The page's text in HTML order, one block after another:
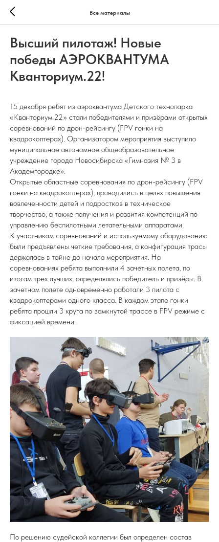
Все материалы
Высший пилотаж! Новые
победы АЭРОКВАНТУМА
Кванториум.22!
15 декабря ребят из аэроквантума Детского технопарка
«Кванториум.22» стали победителями и призёрами открытых
соревнований по дрон-рейсингу (FPV гонки на
квадрокоптерах). Организатором мероприятия выступило
муниципальное автономное общеобразовательное
учреждение города Новосибирска «Гимназия № 3 в
Академгородке».
Открытые областные соревнования по дрон-рейсингу (FPV
гонки на квадрокоптерах), проводились в целях повышения
вовлеченности детей и подростков в техническое
творчество, а также получения и развития компетенций по
управлению беспилотными летательными аппаратами.
К участникам соревнований и используемому оборудованию
были предъявлены четкие требования, а конфигурация трасы
держалась в тайне до начала мероприятия. На
соревнованиях ребята выполнили 4 зачетных полета, по
итогам трех лучших, определялись победитель и призёры. В
зачетном полете одновременно работали 3 пилота с
квадрокоптерами одного класса. В каждом этапе гонки
ребята прошли 3 круга по замкнутой трассе в FPV режиме с
фиксацией времени.
По решению судейской коллегии был определен состав